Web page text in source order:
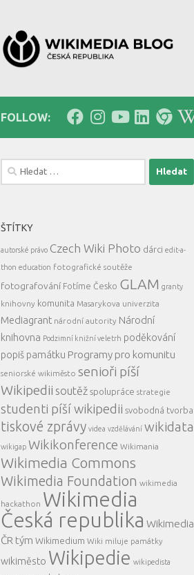
FOLLOW:
Vyhledávání
ŠTÍTKY
autorské právo Czech Wiki Photo dárci edit-a-
thon education fotografické soutěže
fotografování Fotíme Česko GLAM granty
knihovny komunita Masarykova univerzita
Mediagrant národní autority Národní
knihovna Podzimní knižní veletrh poděkování
popiš památku Programy pro komunitu
seniorské wikiměsto senioři píší
Wikipedii soutěž spolupráce strategie
studenti píší wikipedii svobodná tvorba
tiskové zprávy videa vzdělávání wikidata
wikigap Wikikonference Wikimania
Wikimedia Commons
Wikimedia Foundation wikimedia
hackathon Wikimedia
Česká republika Wikimedia
ČR tým Wikimedium Wiki miluje památky
wikiměsto Wikipedie wikipedista